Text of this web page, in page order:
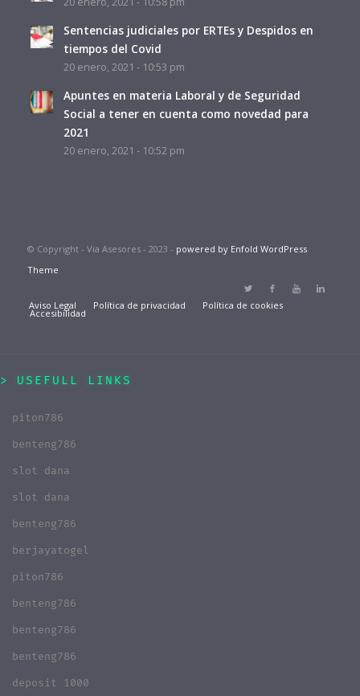
Sentencias judiciales por ERTEs y Despidos en
tiempos del Covid
20 enero, 2021 - 10:53 pm
Apuntes en materia Laboral y de Seguridad
Social a tener en cuenta como novedad para
2021
20 enero, 2021 - 10:52 pm
© Copyright - Via Asesores - 2023 - powered by Enfold WordPress
Theme
Aviso Legal Política de privacidad Política de cookies
Accesibilidad
USEFULL LINKS
piton786
benteng786
slot dana
slot dana
benteng786
berjayatogel
piton786
benteng786
benteng786
benteng786
deposit 1000